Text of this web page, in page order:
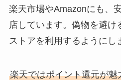
楽天市場やAmazonにも、
店しています。偽物を避け
ストアを利用するようにし
楽天ではポイント還元が魅